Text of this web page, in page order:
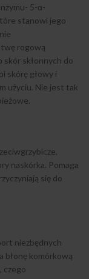
5-α-
stanowi jego
rogową
skór skłonnych do
skórę głowy i
użyciu. Nie jest tak
naskórka. Pomaga
się do
niezbędnych
błonę komórkową
czego